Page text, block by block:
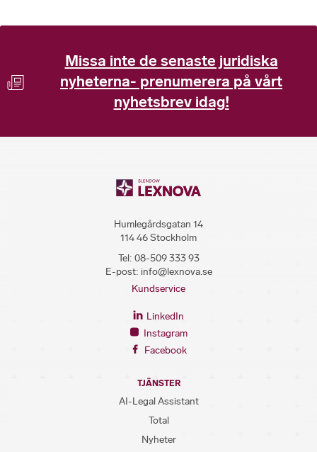
Missa inte de senaste juridiska
nyheterna- prenumerera på vårt
nyhetsbrev idag!
Humlegårdsgatan 14
114 46 Stockholm
Tel: 08-509 333 93
E-post: info@lexnova.se
Kundservice
LinkedIn
Instagram
Facebook
TJÄNSTER
AI-Legal Assistant
Total
Nyheter